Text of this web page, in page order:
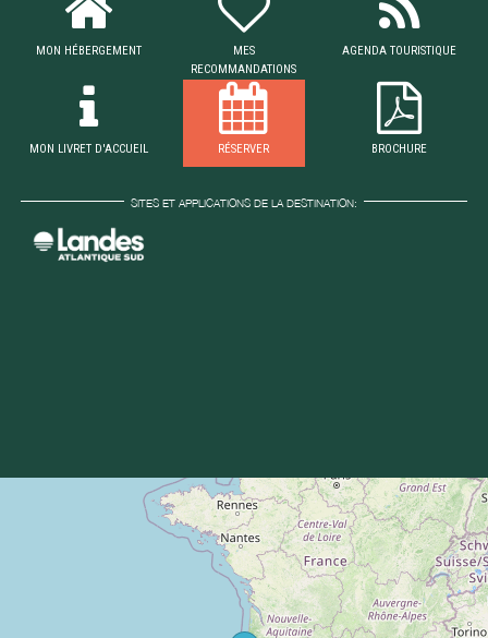
MON HÉBERGEMENT
MES
RECOMMANDATIONS
AGENDA TOURISTIQUE
MON LIVRET D'ACCUEIL RÉSERVER BROCHURE
SITES ET APPLICATIONS DE LA DESTINATION: